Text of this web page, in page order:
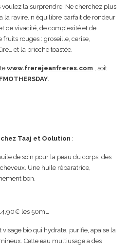
voulez la surprendre. Ne cherchez plus
la ravire. n équilibre parfait de rondeur
de vivacité, de complexité et de
fruits rouges : groseille, cerise,
et la brioche toastée.
www.frerejeanfreres.com , soit
Taaj et Oolution :
de soin pour la peau du corps, des
Une huile réparatrice,
bon.
les 50mL
bio qui hydrate, purifie, apaise la
Cette eau multiusage a des